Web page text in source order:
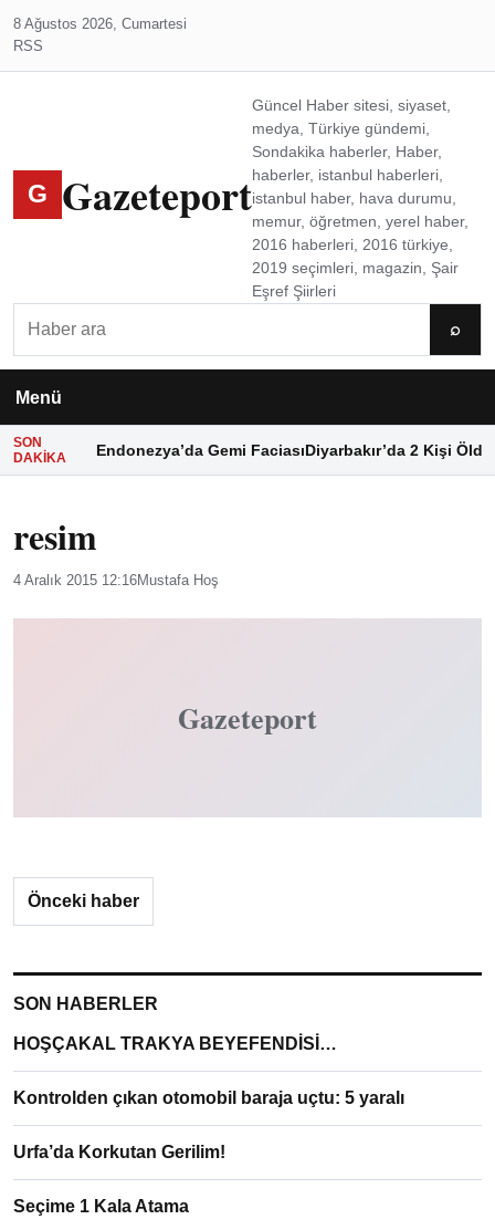
8 Ağustos 2026, Cumartesi
RSS
G Gazeteport
Güncel Haber sitesi, siyaset,
medya, Türkiye gündemi,
Sondakika haberler, Haber,
haberler, istanbul haberleri,
istanbul haber, hava durumu,
memur, öğretmen, yerel haber,
2016 haberleri, 2016 türkiye,
2019 seçimleri, magazin, Şair
Eşref Şiirleri
⌕
Menü
SON
DAKIKA
Endonezya’da Gemi FaciasıDiyarbakır’da 2 Kişi Öldü
resim
4 Aralık 2015 12:16Mustafa Hoş
Gazeteport
Önceki haber
SON HABERLER
HOŞÇAKAL TRAKYA BEYEFENDİSİ…
Kontrolden çıkan otomobil baraja uçtu: 5 yaralı
Urfa’da Korkutan Gerilim!
Seçime 1 Kala Atama